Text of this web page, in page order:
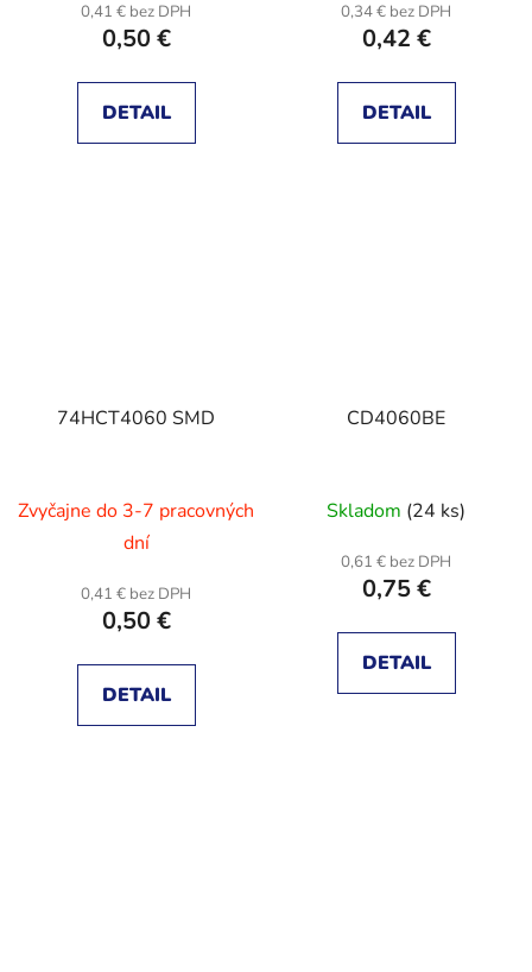
0,41 € bez DPH
0,50 €
DETAIL
0,34 € bez DPH
0,42 €
DETAIL
74HCT4060 SMD
Zvyčajne do 3-7 pracovných
dní
0,41 € bez DPH
0,50 €
DETAIL
CD4060BE
Skladom (24 ks)
0,61 € bez DPH
0,75 €
DETAIL